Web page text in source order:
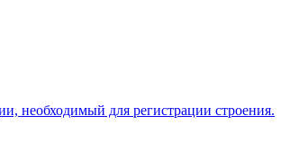
необходимый для регистрации строения.